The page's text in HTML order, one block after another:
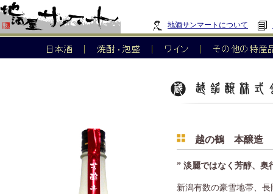
地酒サンマートについて
越の鶴 本醸造
” 淡麗ではなく芳醇、奥
新潟有数の豪雪地帯、